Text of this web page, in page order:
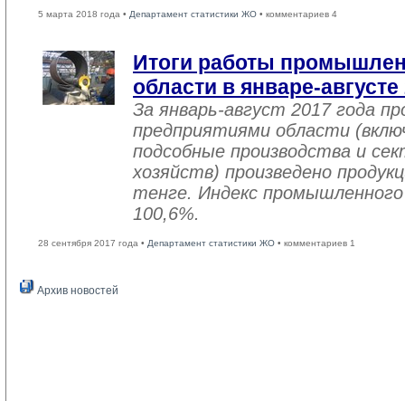
5 марта 2018 года • Департамент статистики ЖО • комментариев 4
Итоги работы
области в январе-августе
За январь-август 2017 года
предприятиями области
подсобные производства и
хозяйств) произведено
тенге. Индекс
100,6%.
28 сентября 2017 года • Департамент статистики ЖО • комментариев 1
Архив новостей